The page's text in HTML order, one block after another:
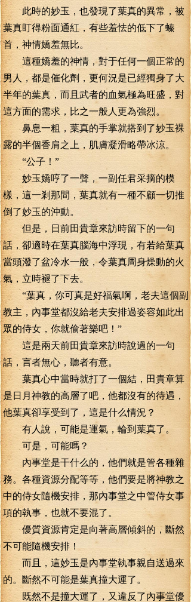
此時的妙玉，也發現了葉真的異常，被
葉真盯得粉面通紅，有些羞怯的低下了螓
首，神情嬌羞無比。
這種嬌羞的神情，對于任何一個正常的
男人，都是催化劑，更何況是已經獨身了大
半年的葉真，而且武者的血氣極為旺盛，對
這方面的需求，比之一般人更為強烈。
鼻息一粗，葉真的手掌就搭到了妙玉裸
露的半個香肩之上，肌膚凝滑略帶冰涼。
“公子！”
妙玉嬌哼了一聲，一副任君采摘的模
樣，這一剎那間，葉真就有一種不顧一切推
倒了妙玉的沖動。
但是，日前田貴章來訪時留下的一句
話，卻適時在葉真腦海中浮現，有若給葉真
當頭潑了盆冷水一般，令葉真周身燥動的火
氣，立時褪了下去。
“葉真，你可真是好福氣啊，老夫這個副
教主，內事堂都沒給老夫安排過姿容如此出
眾的侍女，你就偷著樂吧！”
這是兩天前田貴章來訪時說過的一句
話，言者無心，聽者有意。
葉真心中當時就打了一個結，田貴章算
是日月神教的高層了吧，他都沒有的待遇，
他葉真卻享受到了，這是什么情況？
有人說，可能是運氣，輪到葉真了。
可是，可能嗎？
內事堂是干什么的，他們就是管各種雜
務。各種資源分配等等，他們要是將神教之
中的侍女隨機安排，那內事堂之中管侍女事
項的執事，也就不要混了。
優質資源肯定是向著高層傾斜的，斷然
不可能隨機安排！
而且，這妙玉是內事堂執事親自送過來
的。斷然不可能是葉真撞大運了。
既然不是撞大運了，又違反了內事堂優